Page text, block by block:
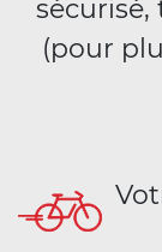
sécurisé,
(pour